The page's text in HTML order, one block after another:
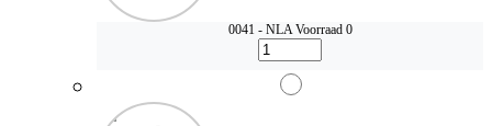
0041 - NLAVoorraad 0